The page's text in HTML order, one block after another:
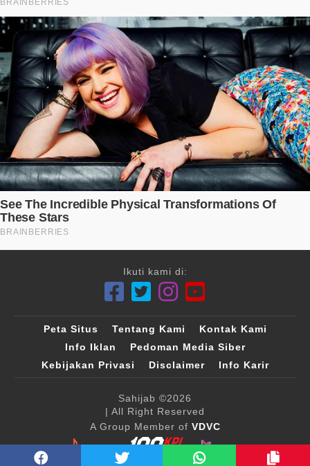
Ikuti kami di:
Peta Situs Tentang Kami
Kontak Kami
Info Iklan
Pedoman Media Siber
Kebijakan Privasi
Disclaimer Info Karir
Sahijab ©2026
| All Right Reserved
A Group Member of VDVC